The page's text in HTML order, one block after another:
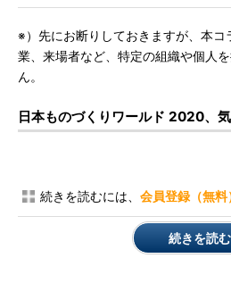
※）先にお断りしておきますが、本コ
業、来場者など、特定の組織や個人
ん。
日本ものづくりワールド 2020、
続きを読むには、 会員登録（無料
続きを読む